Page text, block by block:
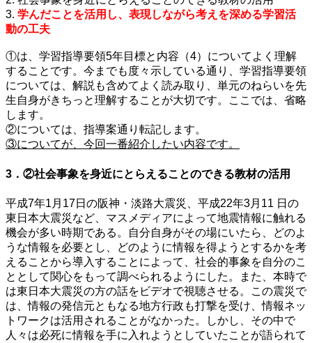
3. 学んだことを活用し、表現しながら考えを深める学習活
動の工夫
①は、学習指導要領5年目標と内容（4）についてよく理解
することです。今までも度々示している通り、学習指導要領
については、解説も含めてよく読み取り、単元のねらいを先
生自身がきちっと理解することが大切です。ここでは、省略
します。
②については、指導案通り転記します。
③についてが、今回一番紹介したい内容です。
3．②社会事象を身近にとらえることのできる教材の活用
平成7年1月17日の阪神・淡路大震災、平成22年3月11 日の
東日本大震災など、マスメディアによって地震情報に触れる
機会が多い時期である。自分自身がその場にいたら、どのよ
うな情報を必要とし、どのように情報を得ようとするかを考
えることから導入することによって、社会的事象を自分のこ
ととして関心をもって調べられるようにした。また、本時で
は東日本大震災の方の話をビデオで視聴させる。この震災で
は、情報の発信元ともなる地方行政も打撃を受け、情報ネッ
トワークは活用されることがなかった。しかし、その中で
人々は必死に情報を手に入れようとしていたことが語られて